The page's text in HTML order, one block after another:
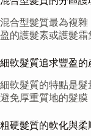
混合型髮質最為複
盈的護髮素或護髮霜
細軟髮質追求豐盈的
細軟髮質的特點是
避免厚重質地的髮膜
粗硬髮質的軟化與柔